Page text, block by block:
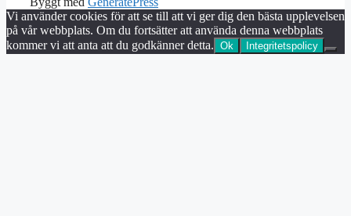
Vi använder cookies för att se till att vi ger dig den bästa upplevelsen
på vår webbplats. Om du fortsätter att använda denna webbplats
kommer vi att anta att du godkänner detta. Ok Integritetspolicy